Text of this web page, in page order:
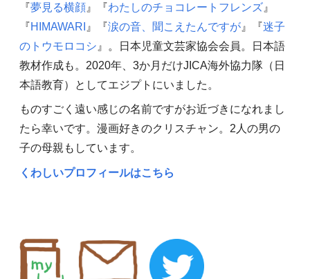
『夢見る横顔』『わたしのチョコレートフレンズ』
『HIMAWARI 』『涙の音、聞こえたんですが』『迷子
のトウモロコシ 』。日本児童文芸家協会会員。日本語
教材作成も。2020年、3か月だけJICA海外協力隊（日
本語教育）としてエジプトにいました。
ものすごく遠い感じの名前ですがお近づきになれまし
たら幸いです。漫画好きのクリスチャン。2人の男の
子の母親もしています。
くわしいプロフィールはこちら